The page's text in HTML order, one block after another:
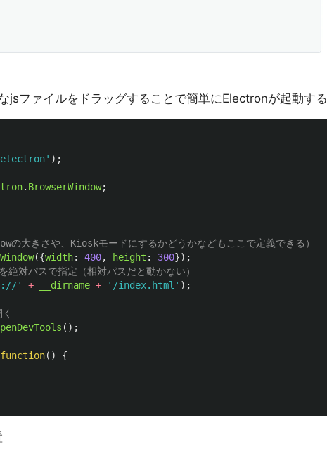
jsファイルをドラッグすることで簡単にElectronが起動する
electron' );
. BrowserWindow;
の大きさや、Kioskモードにするかどうかなどもここで定義できる）
({width: 400, height : 300});
パスで指定（相対パスだと動かない）
' + __dirname + ' /index.html ' );
();
function()
{